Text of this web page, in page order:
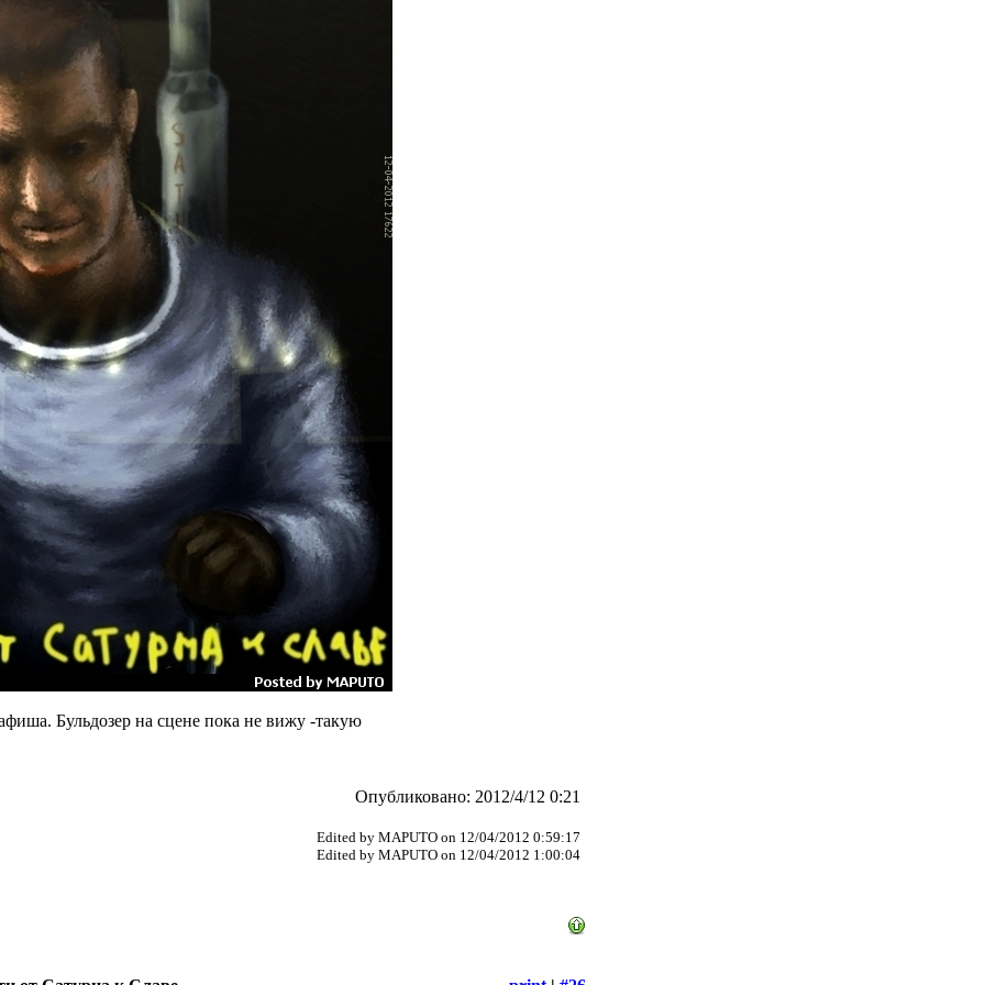
Бульдозер на сцене пока не вижу -такую
Опубликовано: 2012/4/12 0:21
Edited by MAPUTO on 12/04/2012 0:59:17
Edited by MAPUTO on 12/04/2012 1:00:04